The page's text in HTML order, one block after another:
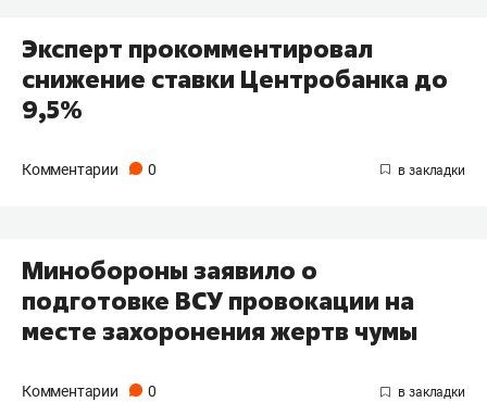
Эксперт прокомментировал
снижение ставки Центробанка до
9,5%
Комментарии 0
Минобороны заявило о
подготовке ВСУ провокации на
месте захоронения жертв чумы
Комментарии 0